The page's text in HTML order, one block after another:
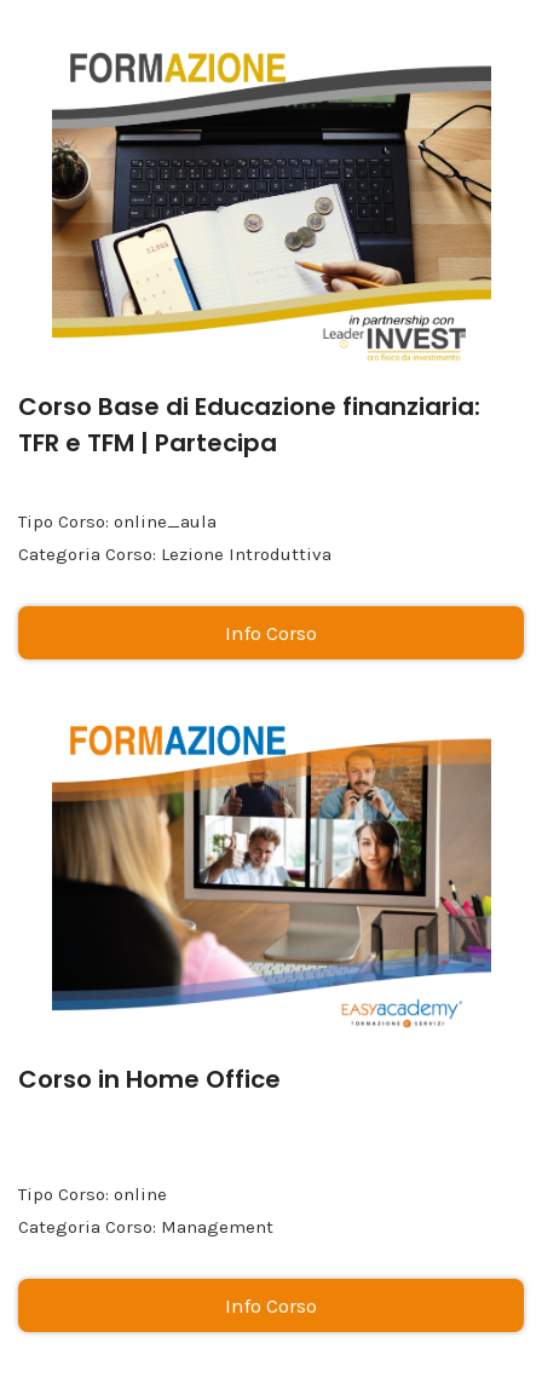
Corso Base di Educazione finanziaria:
TFR e TFM | Partecipa
Tipo Corso: online_aula
Categoria Corso: Lezione Introduttiva
Info Corso
Corso in Home Office
Tipo Corso: online
Categoria Corso: Management
Info Corso